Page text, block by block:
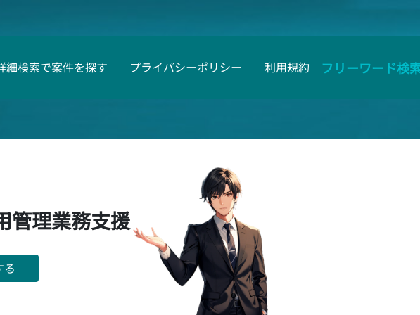
細検索で案件を探す プライバシーポリシー 利用規約 フリーワード検
管理業務支援
る